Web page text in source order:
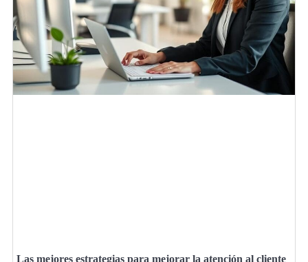
Las mejores estrategias para mejorar la atención al cliente